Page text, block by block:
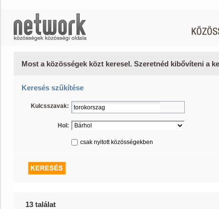
Most a közösségek közt keresel. Szeretnéd kibővíteni a
Keresés szűkítése
Kulcsszavak:
Hol:
csak nyitott közösségekben
13 találat